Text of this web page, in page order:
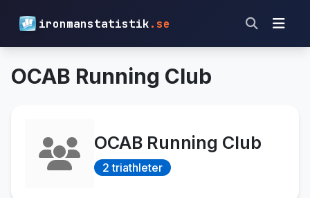
ironmanstatistik.se
OCAB Running Club
OCAB Running Club
2 triathleter